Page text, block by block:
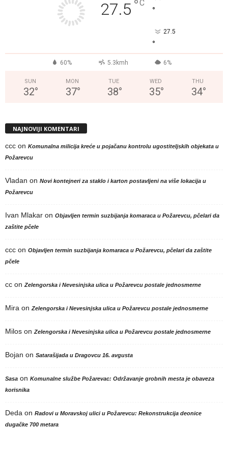
27.5 °C
°
27.5
°
60% 5.3kmh 6%
SUN
32°
MON
37°
TUE
38°
WED
35°
THU
34°
NAJNOVIJI KOMENTARI
ccc on Komunalna milicija kreće u pojačanu kontrolu ugostiteljskih objekata u
Požarevcu
Vladan on Novi kontejneri za staklo i karton postavljeni na više lokacija u
Požarevcu
Ivan Mlakar on Objavljen termin suzbijanja komaraca u Požarevcu, pčelari da
zaštite pčele
ccc on Objavljen termin suzbijanja komaraca u Požarevcu, pčelari da zaštite
pčele
cc onZelengorska i Nevesinjska ulica u Požarevcu postale jednosmerne
Mira onZelengorska i Nevesinjska ulica u Požarevcu postale jednosmerne
Milos onZelengorska i Nevesinjska ulica u Požarevcu postale jednosmerne
Bojan on Satarašijada u Dragovcu 16. avgusta
Sasa on Komunalne službe Požarevac: Održavanje grobnih mesta je obaveza
korisnika
Deda on Radovi u Moravskoj ulici u Požarevcu: Rekonstrukcija deonice
dugačke 700 metara